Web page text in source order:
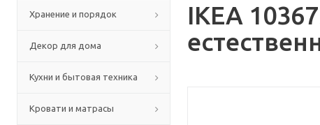
Хранение и порядок
Декор для дома
Кухни и бытовая техника
Кровати и матрасы
IKEA